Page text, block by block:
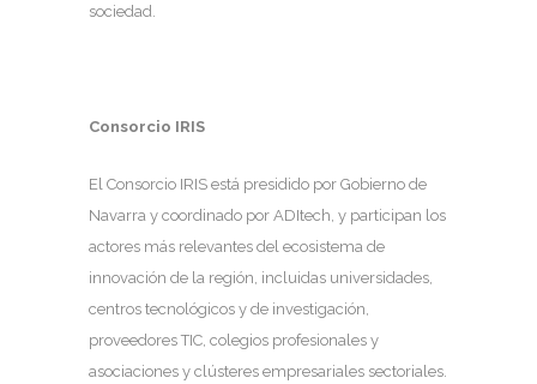
sociedad.
Consorcio IRIS
El Consorcio IRIS está presidido por Gobierno de
Navarra y coordinado por ADItech, y participan los
actores más relevantes del ecosistema de
innovación de la región, incluidas universidades,
centros tecnológicos y de investigación,
proveedores TIC, colegios profesionales y
asociaciones y clústeres empresariales sectoriales.